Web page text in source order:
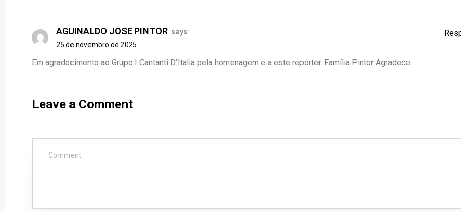
AGUINALDO JOSE PINTOR says:
25 de novembro de 2025
Em agradecimento ao Grupo I Cantanti D’Italia pela homenagem e a este repórter. Família Pintor Agradece
Leave a Comment